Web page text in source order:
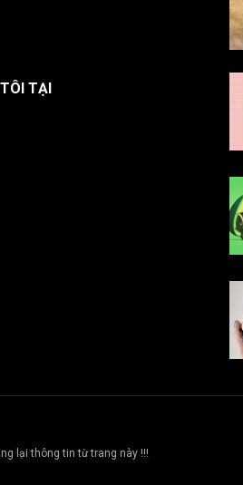
TẠI
lại thông tin từ trang này !!!